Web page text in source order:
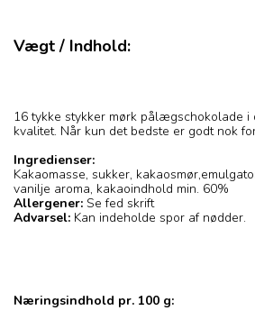
Vægt / Indhold:
16 tykke stykker mørk pålægschokolade
kvalitet. Når kun det bedste er godt nok
Ingredienser:
Kakaomasse, sukker,
vanilje aroma, kakaoindhold min. 60%
Allergener: Se fed skrift
Advarsel: Kan indeholde spor af nødder.
Næringsindhold pr. 100 g: